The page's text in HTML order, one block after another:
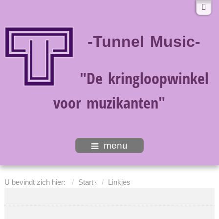
-Tunnel Music-
"De kringloopwinkel
voor muzikanten"
menu
U bevindt zich hier: Start Linkjes